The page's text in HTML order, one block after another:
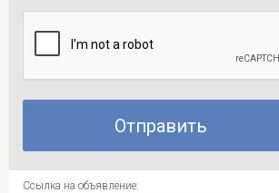
Ссылка на объявление: